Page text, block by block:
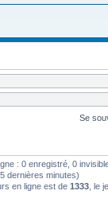
Se
: 0 enregistré, 0
dernières minutes)
en ligne est de 1333 , le